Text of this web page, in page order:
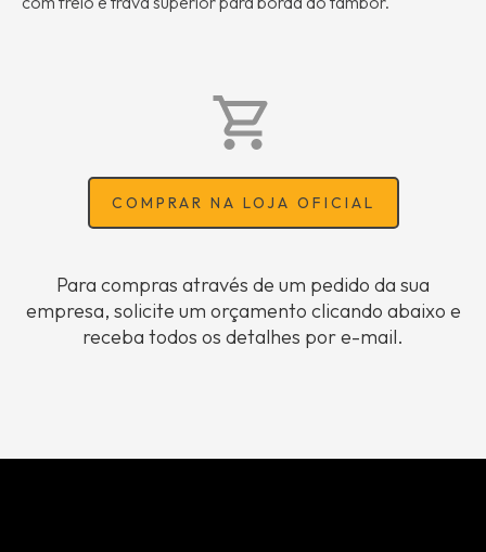
COMPRAR NA LOJA OFICIAL
Para compras através de um pedido da sua
empresa, solicite um orçamento clicando abaixo e
receba todos os detalhes por e-mail.